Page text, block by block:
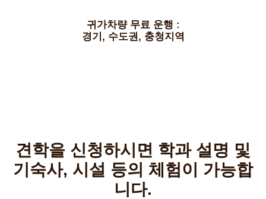
귀가차량 무료 운행 :
경기, 수도권, 충청지역
견학을 신청하시면 학과 설명 및
기숙사, 시설 등의 체험이 가능합
니다.